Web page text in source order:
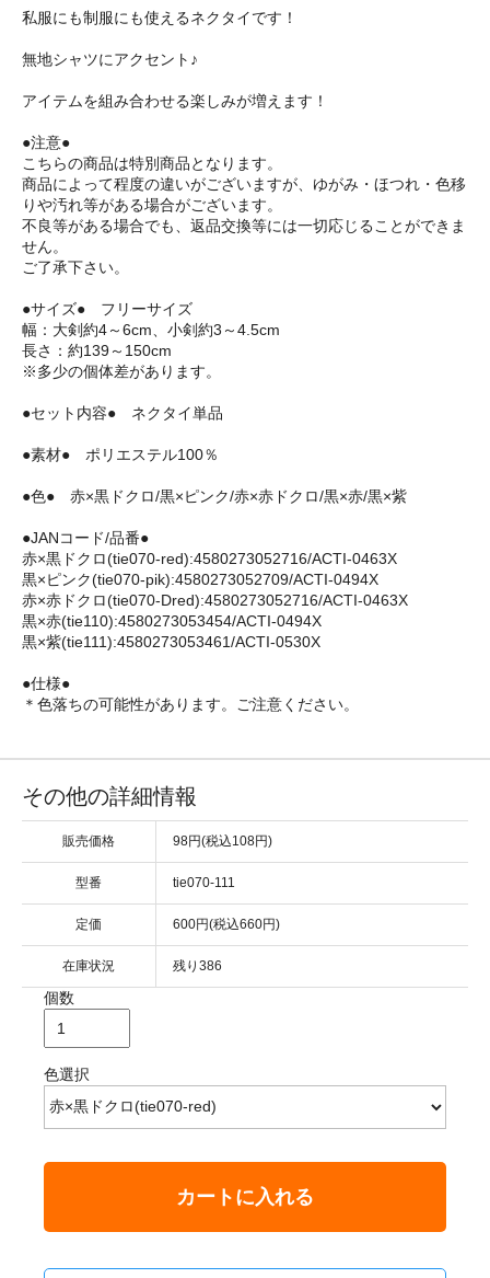
私服にも制服にも使えるネクタイです！
無地シャツにアクセント♪
アイテムを組み合わせる楽しみが増えます！
●注意●
こちらの商品は特別商品となります。
商品によって程度の違いがございますが、ゆがみ・ほつれ・色移
りや汚れ等がある場合がございます。
不良等がある場合でも、返品交換等には一切応じることができま
せん。
ご了承下さい。
●サイズ● フリーサイズ
幅：大剣約4～6cm、小剣約3～4.5cm
長さ：約139～150cm
※多少の個体差があります。
●セット内容● ネクタイ単品
●素材● ポリエステル100％
●色● 赤×黒ドクロ/黒×ピンク/赤×赤ドクロ/黒×赤/黒×紫
●JANコード/品番●
赤×黒ドクロ(tie070-red):4580273052716/ACTI-0463X
黒×ピンク(tie070-pik):4580273052709/ACTI-0494X
赤×赤ドクロ(tie070-Dred):4580273052716/ACTI-0463X
黒×赤(tie110):4580273053454/ACTI-0494X
黒×紫(tie111):4580273053461/ACTI-0530X
●仕様●
＊色落ちの可能性があります。ご注意ください。
その他の詳細情報
販売価格 98円(税込108円)
型番 tie070-111
定価 600円(税込660円)
在庫状況 残り386
個数
色選択
カートに入れる